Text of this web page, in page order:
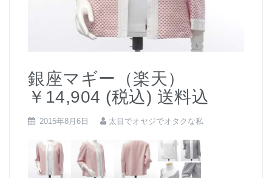
銀座マギー（楽天）
￥14,904 (税込) 送料込
2015年8月6日 太目でオヤジでオタクな私